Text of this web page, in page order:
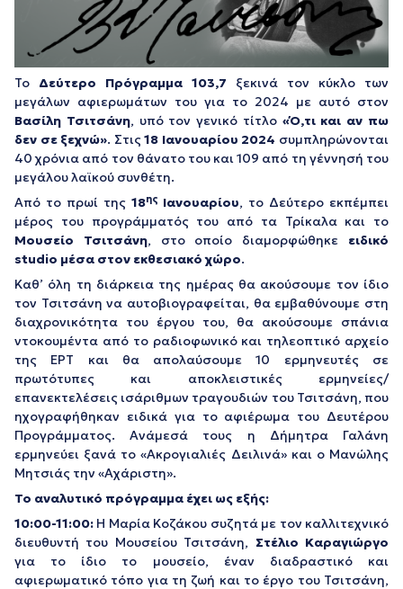
Το Δεύτερο Πρόγραμμα 103,7 ξεκινά τον κύκλο των
μεγάλων αφιερωμάτων του για το 2024 με αυτό στον
Βασίλη Τσιτσάνη, υπό τον γενικό τίτλο «Ό,τι και αν πω
δεν σε ξεχνώ». Στις18 Ιανουαρίου 2024 συμπληρώνονται
40 χρόνια από τον θάνατο του και 109 από τη γέννησή του
μεγάλου λαϊκού συνθέτη.
Από το πρωί της 18ης Ιανουαρίου, το Δεύτερο εκπέμπει
μέρος του προγράμματός του από τα Τρίκαλα και το
Μουσείο Τσιτσάνη, στο οποίο διαμορφώθηκε ειδικό
studio μέσα στον εκθεσιακό χώρο.
Καθ’ όλη τη διάρκεια της ημέρας θα ακούσουμε τον ίδιο
τον Τσιτσάνη να αυτοβιογραφείται, θα εμβαθύνουμε στη
διαχρονικότητα του έργου του, θα ακούσουμε σπάνια
ντοκουμέντα από το ραδιοφωνικό και τηλεοπτικό αρχείο
της ΕΡΤ και θα απολαύσουμε 10 ερμηνευτές σε
πρωτότυπες και αποκλειστικές ερμηνείες/
επανεκτελέσεις ισάριθμων τραγουδιών του Τσιτσάνη, που
ηχογραφήθηκαν ειδικά για το αφιέρωμα του Δευτέρου
Προγράμματος. Ανάμεσά τους η Δήμητρα Γαλάνη
ερμηνεύει ξανά το «Ακρογιαλιές Δειλινά» και ο Μανώλης
Μητσιάς την «Αχάριστη».
Το αναλυτικό πρόγραμμα έχει ως εξής:
10:00-11:00: Η Μαρία Κοζάκου συζητά με τον καλλιτεχνικό
διευθυντή του Μουσείου Τσιτσάνη, Στέλιο Καραγιώργο
για το ίδιο το μουσείο, έναν διαδραστικό και
αφιερωματικό τόπο για τη ζωή και το έργο του Τσιτσάνη,